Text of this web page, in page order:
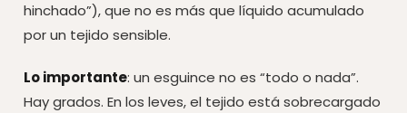
hinchado”), que no es más que líquido acumulado
por un tejido sensible.
Lo importante: un esguince no es “todo o nada”.
Hay grados. En los leves, el tejido está sobrecargado